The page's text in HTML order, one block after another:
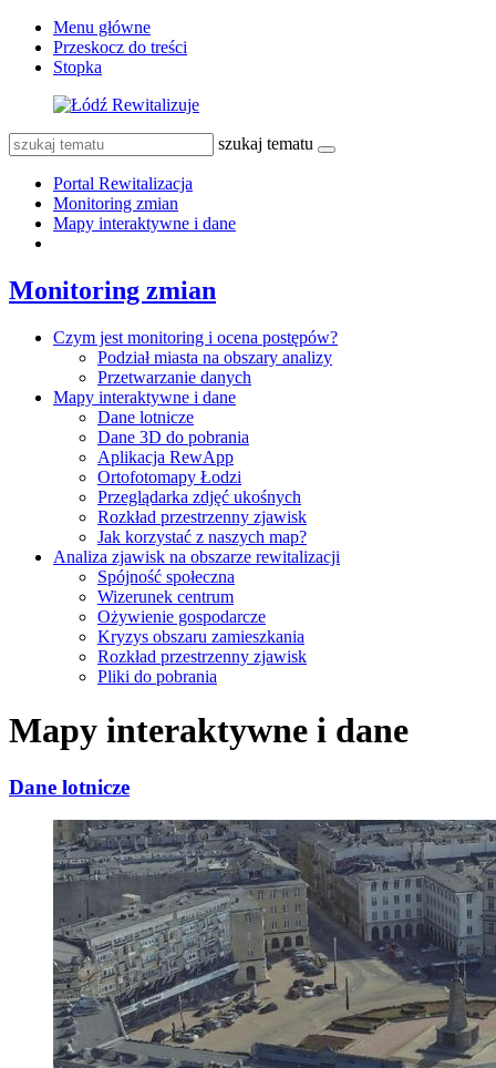
Menu główne
Przeskocz do treści
Stopka
szukaj tematu
Portal Rewitalizacja
Monitoring zmian
Mapy interaktywne i dane
Monitoring zmian
Czym jest monitoring i ocena postępów?
Podział miasta na obszary analizy
Przetwarzanie danych
Mapy interaktywne i dane
Dane lotnicze
Dane 3D do pobrania
Aplikacja RewApp
Ortofotomapy Łodzi
Przeglądarka zdjęć ukośnych
Rozkład przestrzenny zjawisk
Jak korzystać z naszych map?
Analiza zjawisk na obszarze rewitalizacji
Spójność społeczna
Wizerunek centrum
Ożywienie gospodarcze
Kryzys obszaru zamieszkania
Rozkład przestrzenny zjawisk
Pliki do pobrania
Mapy interaktywne i dane
Dane lotnicze